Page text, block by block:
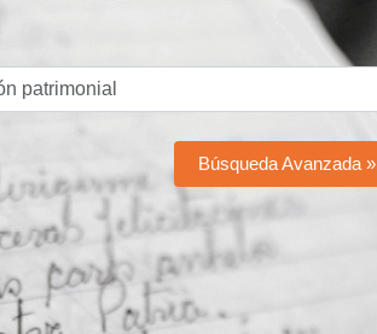
Búsqueda Avanzada »